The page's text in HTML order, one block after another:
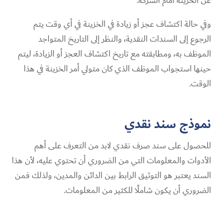
وفي حالة اكتشاف عجز أو زيادة في الخزينة في أي وقت يتم
الرجوع إلى السندات النقدية، والنظر إلى التاريخ المتواجد
الموظف به، ومطابقته مع تاريخ اكتشاف العجز أو الزيادة، ليتم
حينها استجواب الموظف الذي كان متولي أمر الخزينة في هذا
الوقت.
نموذج سند نقدي
للحصول على سند صرف نقدي لابد من التعرف على أهم
الأدوات والمعلومات التي من الضروري أن تحتوي عليه، لأن هذا
السند يعتبر هو التوثيق الرابط بين الدائن والمدين، ولذلك فمن
الضروري أن يكون شاملًا للكثير من المعلومات.